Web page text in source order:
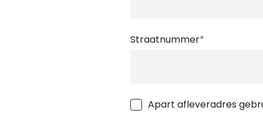
Straatnummer*
Apart afleveradres